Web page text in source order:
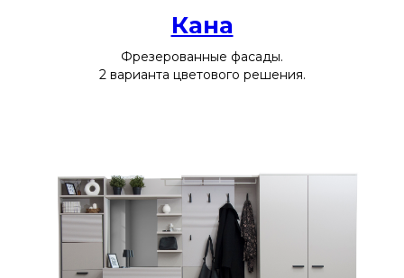
Кана
Фрезерованные фасады.
2 варианта цветового решения.